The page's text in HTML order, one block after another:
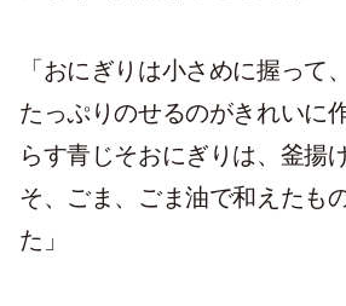
「 おにぎりは小さめに握って
たっぷりのせるのがきれいに
らす青じそおにぎりは、釜揚
そ、ごま、ごま油で和えたも
た」